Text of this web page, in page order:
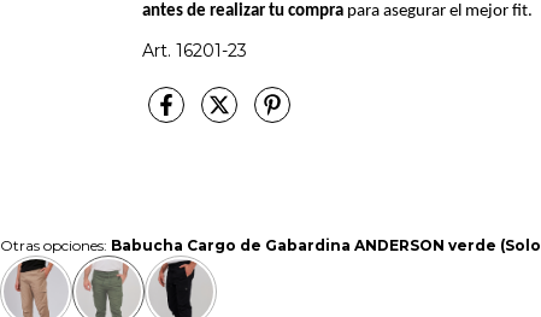
antes de realizar tu compra para asegurar el mejor fit.
Art. 16201-23
Otras opciones: Babucha Cargo de Gabardina ANDERSON verde